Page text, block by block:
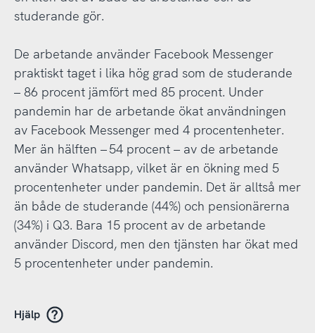
studerande gör.
De arbetande använder Facebook Messenger
praktiskt taget i lika hög grad som de studerande
– 86 procent jämfört med 85 procent. Under
pandemin har de arbetande ökat användningen
av Facebook Messenger med 4 procentenheter.
Mer än hälften – 54 procent – av de arbetande
använder Whatsapp, vilket är en ökning med 5
procentenheter under pandemin. Det är alltså mer
än både de studerande (44%) och pensionärerna
(34%) i Q3. Bara 15 procent av de arbetande
använder Discord, men den tjänsten har ökat med
5 procentenheter under pandemin.
Hjälp